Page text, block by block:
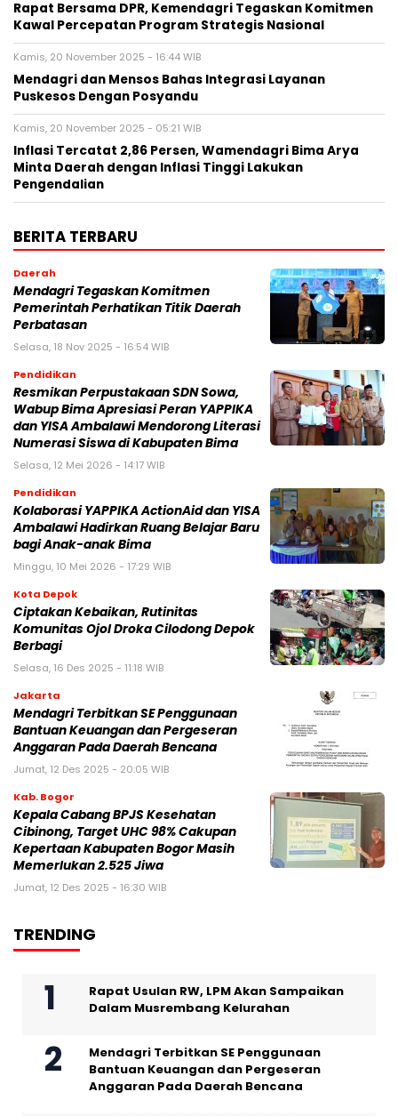
Rapat Bersama DPR, Kemendagri Tegaskan Komitmen
Kawal Percepatan Program Strategis Nasional
Kamis, 20 November 2025 - 16:44 WIB
Mendagri dan Mensos Bahas Integrasi Layanan
Puskesos Dengan Posyandu
Kamis, 20 November 2025 - 05:21 WIB
Inflasi Tercatat 2,86 Persen, Wamendagri Bima Arya
Minta Daerah dengan Inflasi Tinggi Lakukan
Pengendalian
BERITA TERBARU
Daerah
Mendagri Tegaskan Komitmen
Pemerintah Perhatikan Titik Daerah
Perbatasan
Selasa, 18 Nov 2025 - 16:54 WIB
Pendidikan
Resmikan Perpustakaan SDN Sowa,
Wabup Bima Apresiasi Peran YAPPIKA
dan YISA Ambalawi Mendorong Literasi
Numerasi Siswa di Kabupaten Bima
Selasa, 12 Mei 2026 - 14:17 WIB
Pendidikan
Kolaborasi YAPPIKA ActionAid dan YISA
Ambalawi Hadirkan Ruang Belajar Baru
bagi Anak-anak Bima
Minggu, 10 Mei 2026 - 17:29 WIB
Kota Depok
Ciptakan Kebaikan, Rutinitas
Komunitas Ojol Droka Cilodong Depok
Berbagi
Selasa, 16 Des 2025 - 11:18 WIB
Jakarta
Mendagri Terbitkan SE Penggunaan
Bantuan Keuangan dan Pergeseran
Anggaran Pada Daerah Bencana
Jumat, 12 Des 2025 - 20:05 WIB
Kab. Bogor
Kepala Cabang BPJS Kesehatan
Cibinong, Target UHC 98% Cakupan
Kepertaan Kabupaten Bogor Masih
Memerlukan 2.525 Jiwa
Jumat, 12 Des 2025 - 16:30 WIB
TRENDING
Rapat Usulan RW, LPM Akan Sampaikan
Dalam Musrembang Kelurahan
Mendagri Terbitkan SE Penggunaan
Bantuan Keuangan dan Pergeseran
Anggaran Pada Daerah Bencana